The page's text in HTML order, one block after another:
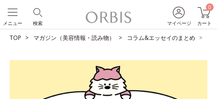
マイページ
0
カート
検索
メニュー
TOP マガジン（美容情報・読み物） コラム&エッセイのまとめ